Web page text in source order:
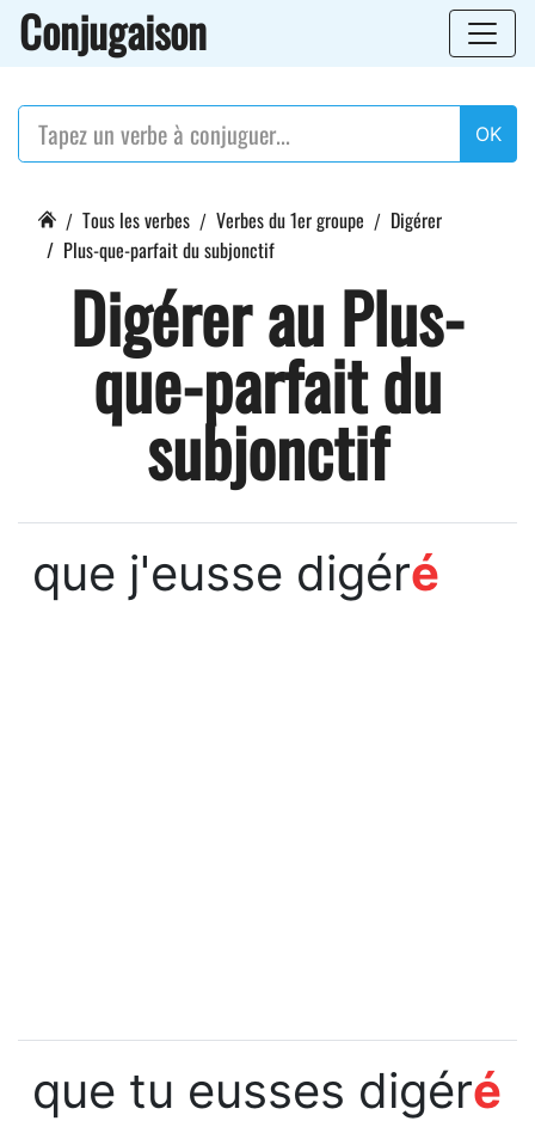
Conjugaison
OK
Tous les verbes Verbes du 1er groupe
Digérer
Plus-que-parfait du subjonctif
Digérer au Plus-
que-parfait du
subjonctif
que j'eusse digéré
que tu eusses digéré